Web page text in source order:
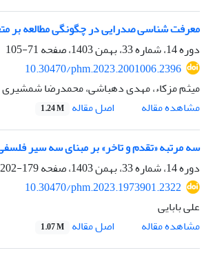
معرفت شناسی صدرایی در چگونگی مطالعه بر
دوره 14، شماره 33، بهمن 1403، صفحه
71-105
10.30470/phm.2023.2001006.2396
میثم مزکاء، مهدی دهباشی، محمدرضا شمشیری
مشاهده مقاله
اصل مقاله 1.24 M
سه مرتبه «تقدم و تاخر» بر مبنای سه سیر
دوره 14، شماره 33، بهمن 1403، صفحه
179-202
10.30470/phm.2023.1973901.2322
علی بابایی
مشاهده مقاله
اصل مقاله 1.07 M